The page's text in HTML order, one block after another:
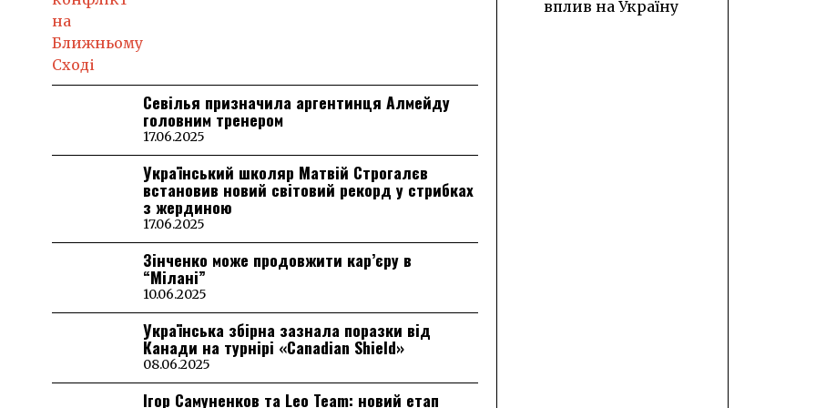
Севілья призначила аргентинця Алмейду
головним тренером
17.06.2025
Український школяр Матвій Строгалєв
встановив новий світовий рекорд у стрибках
з жердиною
17.06.2025
Зінченко може продовжити кар’єру в
“Мілані”
10.06.2025
Українська збірна зазнала поразки від
Канади на турнірі «Canadian Shield»
08.06.2025
Ігор Самуненков та Leo Team: новий етап
вплив на Україну